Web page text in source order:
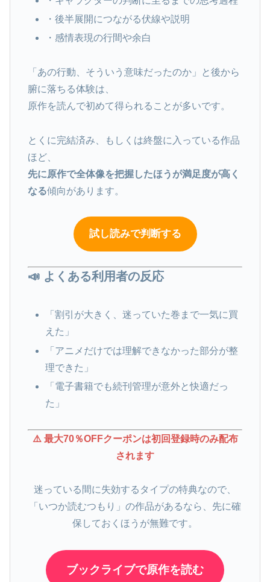
・後半展開につながる伏線や説明
・感情表現の行間や余白
「あの行動、そういう意味だったのか」と後から
腑に落ちる体験は、
原作を読んで初めて得られることが多いです。
とくに完結済み、もしくは終盤に入っている作品
ほど、
先に原作で全体像を把握したほうが満足度が高く
なる傾向があります。
試し読みで判断する
📣 よくある利用者の反応
「割引が大きく、迷っていた巻まで一気に買
えた」
「アニメだけでは理解できなかった部分が整
理できた」
「電子書籍でも続刊管理が意外と快適だっ
た」
⚠️ 最大70％OFFクーポンは初回登録時のみ配布
されます
迷っている間に失効するタイプの特典なので、
「いつか読むつもり」の作品があるなら、先に確
保しておくほうが無難です。
ブックライブで原作を読む